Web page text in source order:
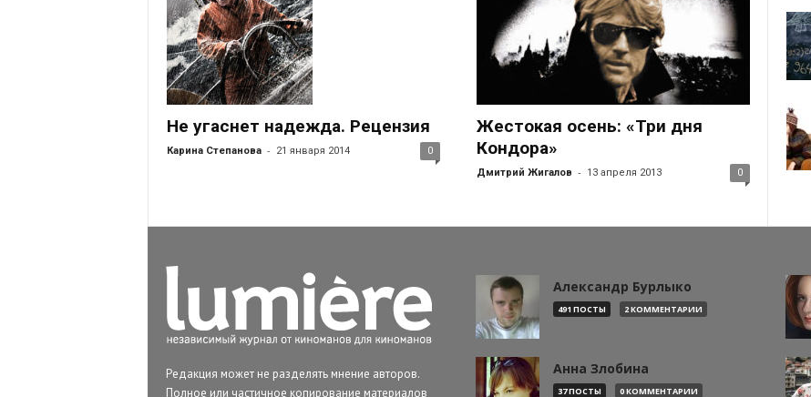
Не угаснет надежда. Рецензия
Карина Степанова - 21 января 2014 0
Жестокая осень: «Три дня
Кондора»
Дмитрий Жигалов - 13 апреля 2013 0
Редакция может не разделять мнение авторов.
Полное или частичное копирование материалов
Александр Бурлыко
491 ПОСТЫ 2 КОММЕНТАРИИ
Анна Злобина
37 ПОСТЫ 0 КОММЕНТАРИИ